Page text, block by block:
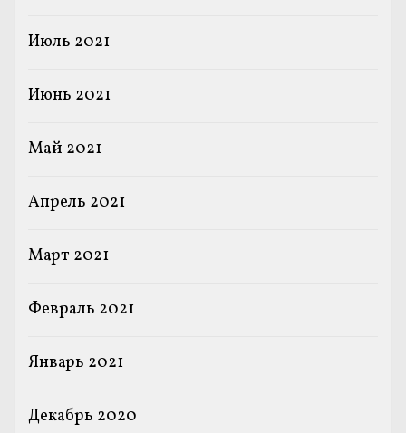
Июль 2021
Июнь 2021
Май 2021
Апрель 2021
Март 2021
Февраль 2021
Январь 2021
Декабрь 2020